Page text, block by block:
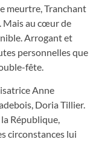
meurtre, Tranchant
Mais au cœur de
Arrogant et
personnelles que
fête.
Anne
Doria Tillier.
République,
cir­constances lui